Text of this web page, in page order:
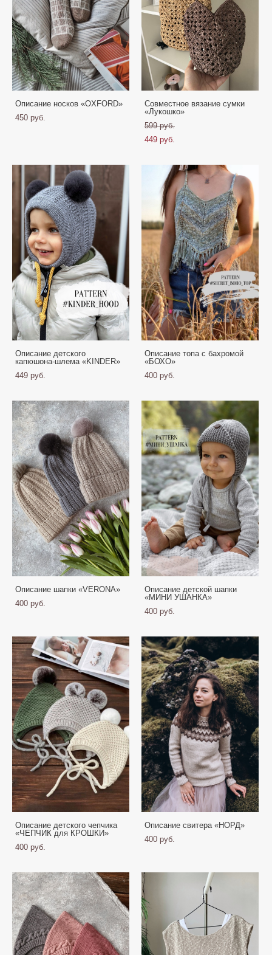
Описание носков «OXFORD»
450 pуб.
Совместное вязание сумки
«Лукошко»
599 pуб.
449 pуб.
Описание детского
капюшона-шлема «KINDER»
449 pуб.
Описание топа с бахромой
«БОХО»
400 pуб.
Описание шапки «VERONA»
400 pуб.
Описание детской шапки
«МИНИ УШАНКА»
400 pуб.
Описание детского чепчика
«ЧЕПЧИК для КРОШКИ»
400 pуб.
Описание свитера «НОРД»
400 pуб.